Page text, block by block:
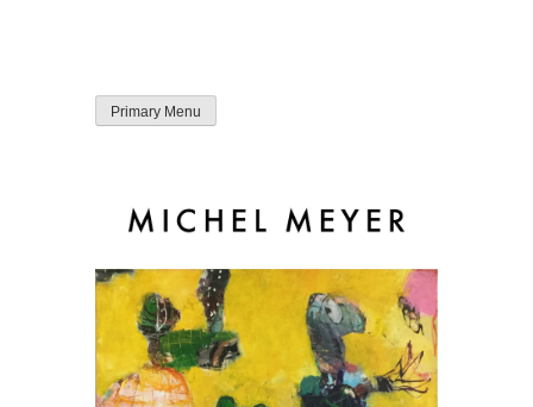
Primary Menu